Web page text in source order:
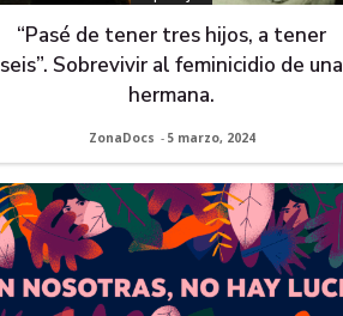
“Pasé de tener tres hijos, a tener
seis”. Sobrevivir al feminicidio de una
hermana.
ZonaDocs - 5 marzo, 2024